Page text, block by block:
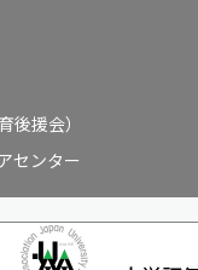
後援会）
センター